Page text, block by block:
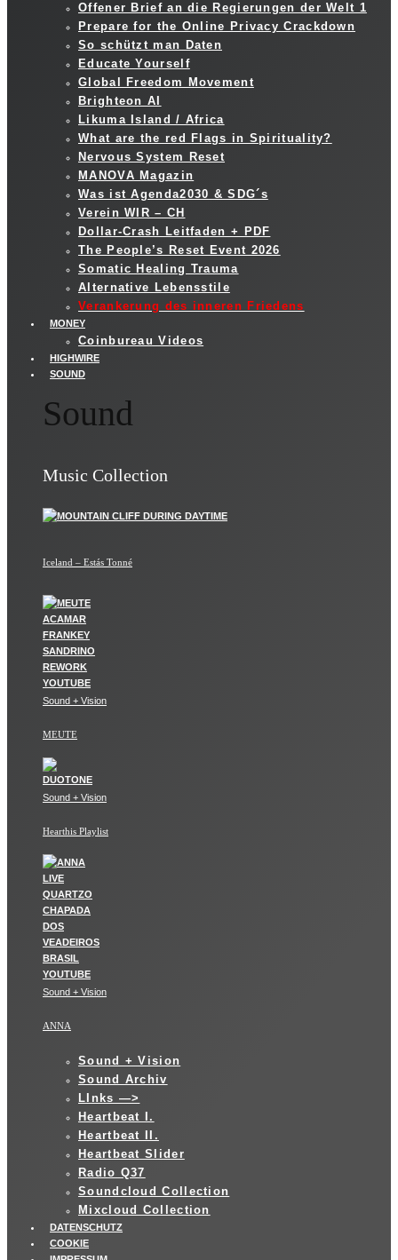
Offener Brief an die Regierungen der Welt 1
Prepare for the Online Privacy Crackdown
So schützt man Daten
Educate Yourself
Global Freedom Movement
Brighteon AI
Likuma Island / Africa
What are the red Flags in Spirituality?
Nervous System Reset
MANOVA Magazin
Was ist Agenda2030 & SDG´s
Verein WIR – CH
Dollar-Crash Leitfaden + PDF
The People’s Reset Event 2026
Somatic Healing Trauma
Alternative Lebensstile
Verankerung des inneren Friedens
MONEY
Coinbureau Videos
HIGHWIRE
SOUND
Sound
Music Collection
Iceland – Estás Tonné
Sound + Vision
MEUTE
Sound + Vision
Hearthis Playlist
Sound + Vision
ANNA
Sound + Vision
Sound Archiv
LInks —>
Heartbeat I.
Heartbeat II.
Heartbeat Slider
Radio Q37
Soundcloud Collection
Mixcloud Collection
DATENSCHUTZ
COOKIE